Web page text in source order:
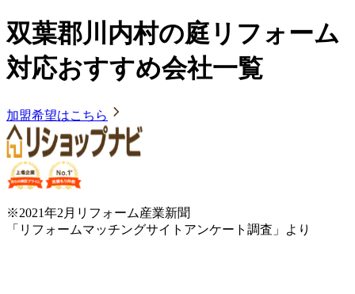
双葉郡川内村の庭リフォーム
対応おすすめ会社一覧
加盟希望はこちら
※2021年2月リフォーム産業新聞
「リフォームマッチングサイトアンケート調査」より